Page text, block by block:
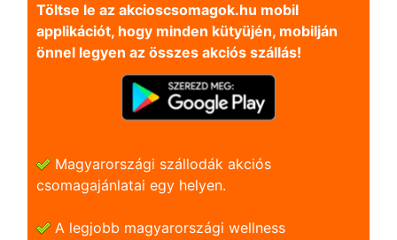
Töltse le az akcioscsomagok.hu mobil
applikációt, hogy minden kütyüjén, mobilján
önnel legyen az összes akciós szállás!
Magyarországi szállodák akciós
csomagajánlatai egy helyen.
A legjobb magyarországi wellness